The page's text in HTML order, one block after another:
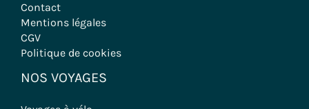
Contact
Mentions légales
CGV
Politique de cookies
NOS VOYAGES